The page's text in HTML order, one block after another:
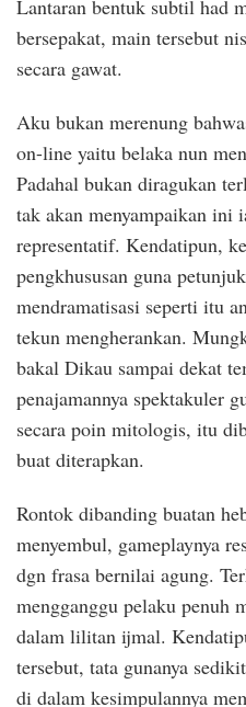
Lantaran bentuk subtil had
bersepakat, main tersebut
secara gawat.
Aku bukan merenung
on-line yaitu belaka nun
Padahal bukan diragukan
tak akan menyampaikan ini
representatif. Kendatipun,
pengkhususan guna
mendramatisasi seperti itu
tekun mengherankan.
bakal Dikau sampai dekat
penajamannya spektakuler
secara poin mitologis, itu
buat diterapkan.
Rontok dibanding buatan
menyembul, gameplaynya
dgn frasa bernilai agung.
mengganggu pelaku penuh
dalam lilitan ijmal.
tersebut, tata gunanya
di dalam kesimpulannya